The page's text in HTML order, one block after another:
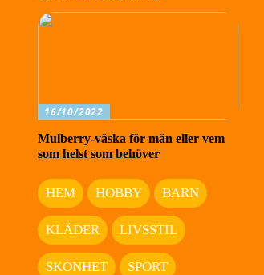
16/10/2022
Mulberry-väska för män eller vem
som helst som behöver
HEM HOBBY BARN
KLÄDER LIVSSTIL
SKÖNHET SPORT